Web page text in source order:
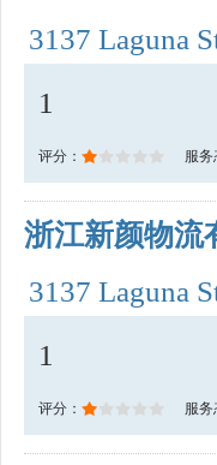
3137 Laguna
1
评分： 服务
浙江新颜物流
3137 Laguna
1
评分： 服务